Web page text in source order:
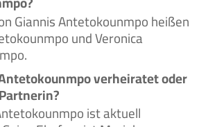
Giannis Antetokounmpo heißen
und Veronica
verheiratet oder
ist aktuell